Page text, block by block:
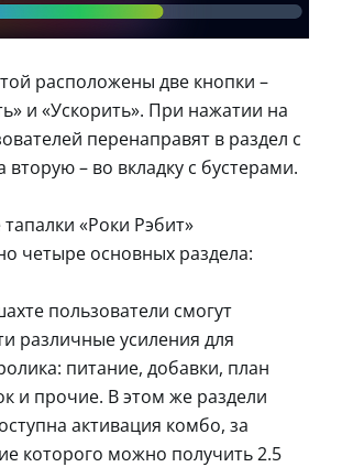
расположены две кнопки –
и «Ускорить». При нажатии на
перенаправят в раздел с
вторую – во вкладку с бустерами.
«Роки Рэбит»
четыре основных раздела:
пользователи смогут
различные усиления для
питание, добавки, план
и прочие. В этом же раздели
активация комбо, за
которого можно получить 2.5